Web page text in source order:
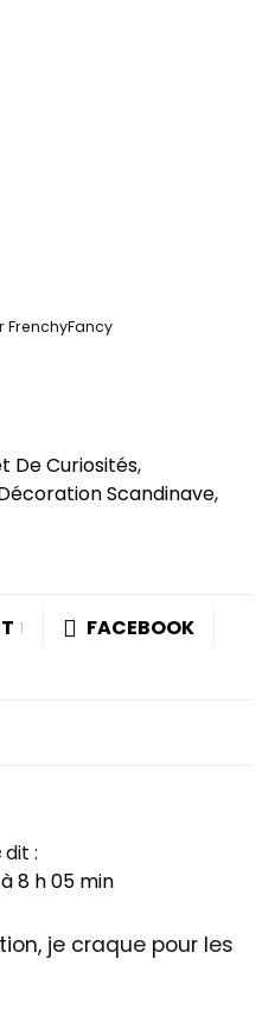
FrenchyFancy
De Curiosités,
Scandinave,
1
FACEBOOK
dit :
8 h 05 min
je craque pour les